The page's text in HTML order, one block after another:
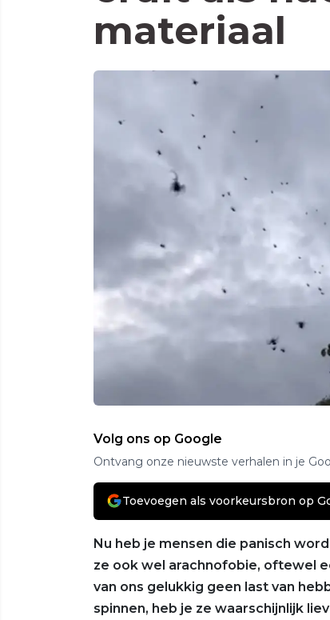
materiaal
Volg ons op Google
Ontvang onze nieuwste verhalen in je
Toevoegen als voorkeursbron op
Nu heb je mensen die panisch
ze ook wel arachnofobie, oftewel
van ons gelukkig geen last van
spinnen, heb je ze waarschijnlijk